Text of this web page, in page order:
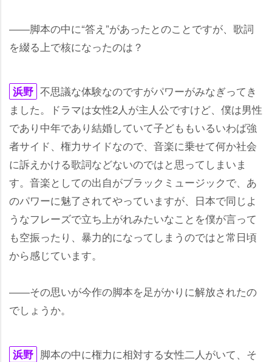
――脚本の中に“答え”があったとのことですが、歌詞
を綴る上で核になったのは？
浜野 不思議な体験なのですがパワーがみなぎってき
ました。ドラマは女性2人が主人公ですけど、僕は男性
であり中年であり結婚していて子どももいるいわば強
者サイド、権力サイドなので、音楽に乗せて何か社会
に訴えかける歌詞などないのではと思ってしまいま
す。音楽としての出自がブラックミュージックで、あ
のパワーに魅了されてやっていますが、日本で同じよ
うなフレーズで立ち上がれみたいなことを僕が言って
も空振ったり、暴力的になってしまうのではと常日頃
から感じています。
――その思いが今作の脚本を足がかりに解放されたの
でしょうか。
浜野 脚本の中に権力に相対する女性二人がいて、そ